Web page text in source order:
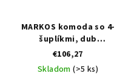
MARKOS komoda so 4-
šuplíkmi, dub
sonoma/biela
€106,27
Skladom(>5 ks)